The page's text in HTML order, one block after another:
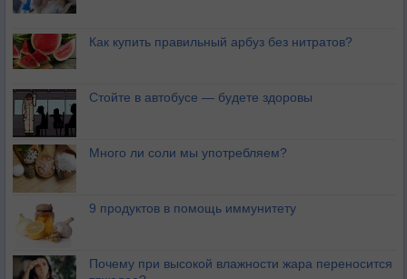
Как купить правильный арбуз без нитратов?
Стойте в автобусе — будете здоровы
Много ли соли мы употребляем?
9 продуктов в помощь иммунитету
Почему при высокой влажности жара переносится